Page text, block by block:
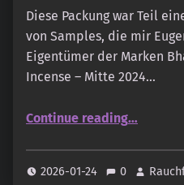
Diese Packung war Teil
von Samples, die mir
Eigentümer der Marken
Incense – Mitte 2024…
Continue reading“Monsoon Incense – Oudh &
…
2026-01-24 0